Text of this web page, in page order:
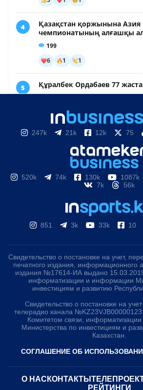
247k 21k 12k 75
520k 74k 130k 1087k
7k
56k
851 3k 33k 10
Свидетельство о постановке на учет,
печатного издания, информационного
издания №17614-ИА выдано
информатизации и информации
инвестициям и развитию
Свидетельство о постановке на
телерадио канала
Комитетом связи,
Министерства по инвестициям и
Казахстан.
СОГЛАШЕНИЕ ОБ
О НАС КОНТАКТЫ
РЕЙТИНГИ